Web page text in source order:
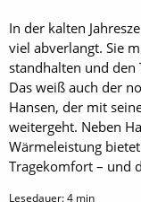
In der kalten
viel abverlangt. Sie
standhalten und den
Das weiß auch der
Hansen, der mit
weitergeht. Neben
Wärmeleistung
Tragekomfort – und
Lesedauer:4 min